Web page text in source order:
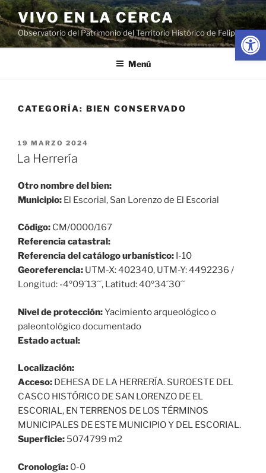
Abrir
Saltar
al
contenido
VIVO EN LA CERCA
Observatorio del Patrimonio del Territorio Histórico de Felipe II
Menú
CATEGORÍA: BIEN CONSERVADO
PUBLICADO
EL
19 MARZO 2024
La Herrería
Otro nombre del bien:
Municipio: El Escorial, San Lorenzo de El Escorial
Código: CM/0000/167
Referencia catastral:
Referencia del catálogo urbanístico: I-10
Georeferencia: UTM-X: 402340, UTM-Y: 4492236 /
Longitud: -4º09´13´´, Latitud: 40º34´30´´
Nivel de protección:Yacimiento arqueológico o
paleontológico documentado
Estado actual:
Localización:
Acceso: DEHESA DE LA HERRERÍA. SUROESTE DEL
CASCO HISTÓRICO DE SAN LORENZO DE EL
ESCORIAL, EN TERRENOS DE LOS TÉRMINOS
MUNICIPALES DE ESTE MUNICIPIO Y DEL ESCORIAL.
Superficie: 5074799 m2
Cronología: 0-0